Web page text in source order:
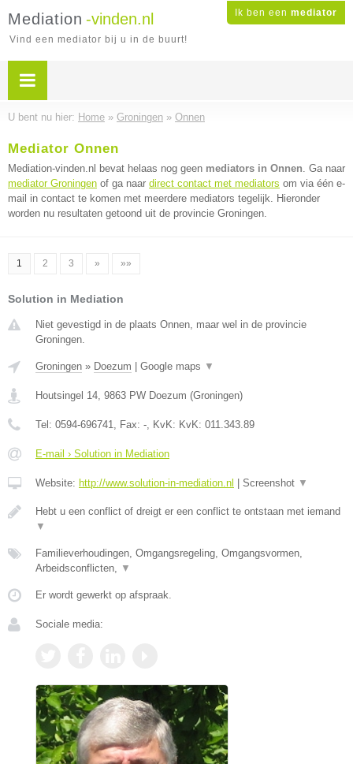
Ik ben een mediator
Mediation -vinden.nl
Vind een mediator bij u in de buurt!
U bent nu hier: Home » Groningen » Onnen
Mediator Onnen
Mediation-vinden.nl bevat helaas nog geen mediators in Onnen. Ga naar
mediator Groningen of ga naar direct contact met mediators om via één e-
mail in contact te komen met meerdere mediators tegelijk. Hieronder
worden nu resultaten getoond uit de provincie Groningen.
1 2 3 » »»
Solution in Mediation
Niet gevestigd in de plaats Onnen, maar wel in de provincie
Groningen.
Groningen » Doezum Google maps ▼
Houtsingel 14, 9863 PW Doezum (Groningen)
Tel: 0594-696741, Fax: -, KvK: KvK: 011.343.89
E-mail › Solution in Mediation
Website: http://www.solution-in-mediation.nl Screenshot ▼
Hebt u een conflict of dreigt er een conflict te ontstaan met iemand
▼
Familieverhoudingen, Omgangsregeling, Omgangsvormen,
Arbeidsconflicten, ▼
Er wordt gewerkt op afspraak.
Sociale media: